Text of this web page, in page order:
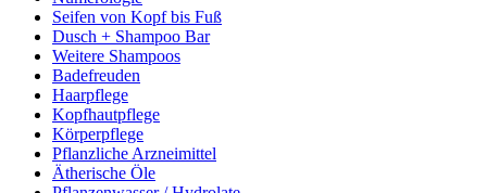
Seifen von Kopf bis Fuß
Dusch + Shampoo Bar
Weitere Shampoos
Badefreuden
Haarpflege
Kopfhautpflege
Körperpflege
Pflanzliche Arzneimittel
Ätherische Öle